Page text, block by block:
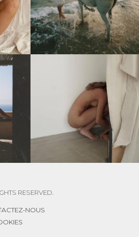
RESERVED.
NOUS